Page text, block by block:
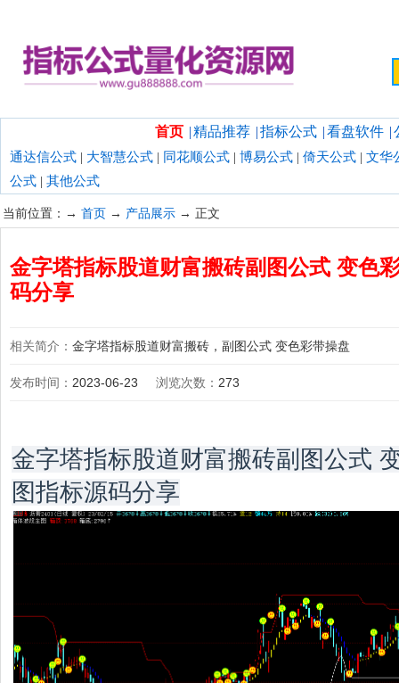
首页 | 精品推荐 | 指标公式 | 看盘软件 |
通达信公式 | 大智慧公式 | 同花顺公式 | 博易公式 | 倚天公式 | 文华
公式 | 其他公式
当前位置：→ 首页 → 产品展示 → 正文
金字塔指标股道财富搬砖副图公式 变色
码分享
相关简介： 金字塔指标股道财富搬砖，副图公式 变色彩带操盘
发布时间： 2023-06-23 浏览次数： 273
金字塔指标股道财富搬砖副图公式
图指标源码分享